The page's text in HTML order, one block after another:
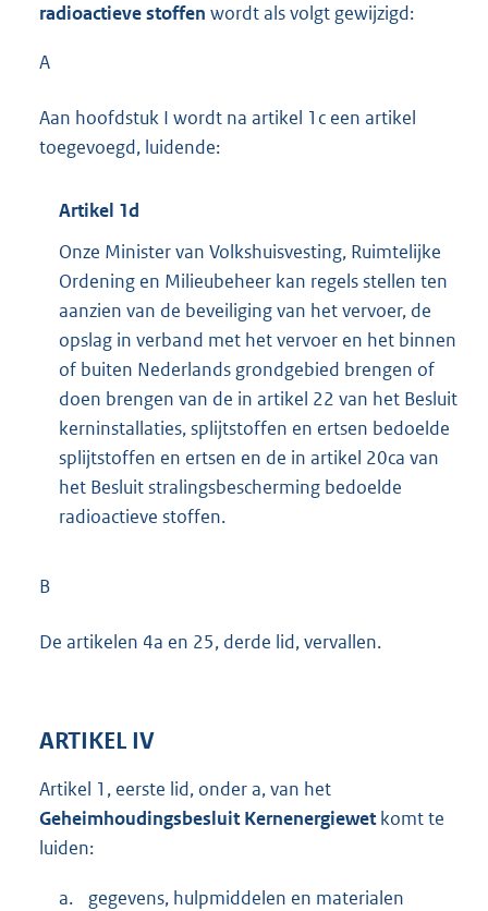
radioactieve stoffen wordt als volgt gewijzigd:
A
Aan hoofdstuk I wordt na artikel 1c een artikel
toegevoegd, luidende:
Artikel 1d
Onze Minister van Volkshuisvesting, Ruimtelijke
Ordening en Milieubeheer kan regels stellen ten
aanzien van de beveiliging van het vervoer, de
opslag in verband met het vervoer en het binnen
of buiten Nederlands grondgebied brengen of
doen brengen van de in artikel 22 van het Besluit
kerninstallaties, splijtstoffen en ertsen bedoelde
splijtstoffen en ertsen en de in artikel 20ca van
het Besluit stralingsbescherming bedoelde
radioactieve stoffen.
B
De artikelen 4a en 25, derde lid, vervallen.
ARTIKEL IV
Artikel 1, eerste lid, onder a, van het
Geheimhoudingsbesluit Kernenergiewetkomt te
luiden:
a.
gegevens, hulpmiddelen en materialen